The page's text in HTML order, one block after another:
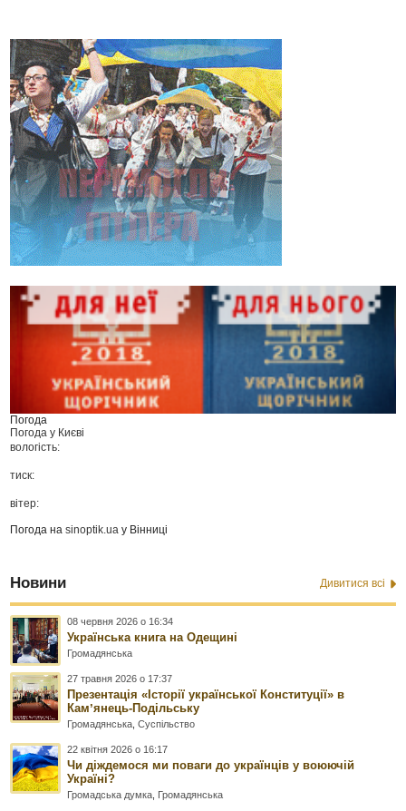
Погода
Погода у Києві
вологість:
тиск:
вітер:
Погода наsinoptik.ua у Вінниці
Новини Дивитися всі
08 червня 2026 о 16:34
Українська книга на Одещині
Громадянська
27 травня 2026 о 17:37
Презентація «Історії української Конституції» в
Камʼянець-Подільську
Громадянська ,Суспільство
22 квітня 2026 о 16:17
Чи діждемося ми поваги до українців у воюючій
Україні?
Громадська думка Громадянська